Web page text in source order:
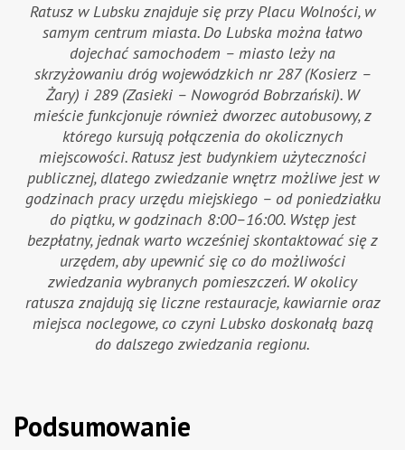
Ratusz w Lubsku znajduje się przy Placu Wolności, w
samym centrum miasta. Do Lubska można łatwo
dojechać samochodem – miasto leży na
skrzyżowaniu dróg wojewódzkich nr 287 (Kosierz –
Żary) i 289 (Zasieki – Nowogród Bobrzański). W
mieście funkcjonuje również dworzec autobusowy, z
którego kursują połączenia do okolicznych
miejscowości. Ratusz jest budynkiem użyteczności
publicznej, dlatego zwiedzanie wnętrz możliwe jest w
godzinach pracy urzędu miejskiego – od poniedziałku
do piątku, w godzinach 8:00–16:00. Wstęp jest
bezpłatny, jednak warto wcześniej skontaktować się z
urzędem, aby upewnić się co do możliwości
zwiedzania wybranych pomieszczeń. W okolicy
ratusza znajdują się liczne restauracje, kawiarnie oraz
miejsca noclegowe, co czyni Lubsko doskonałą bazą
do dalszego zwiedzania regionu.
Podsumowanie